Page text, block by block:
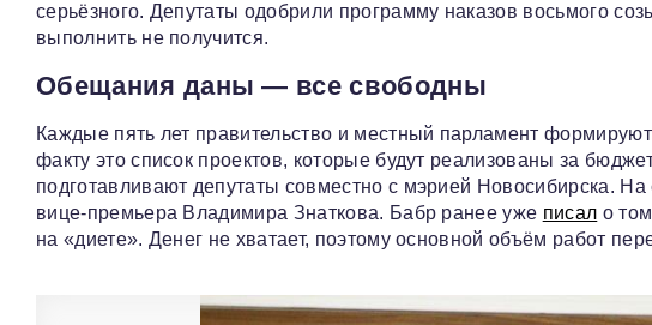
серьёзного. Депутаты одобрили программу наказов восьмого
выполнить не получится.
Обещания даны — все свободны
Каждые пять лет правительство и местный парламент
факту это список проектов, которые будут реализованы за
подготавливают депутаты совместно с мэрией Новосибирска.
вице‑премьера Владимира Знаткова. Бабр ранее уже писал о
на «диете». Денег не хватает, поэтому основной объём работ